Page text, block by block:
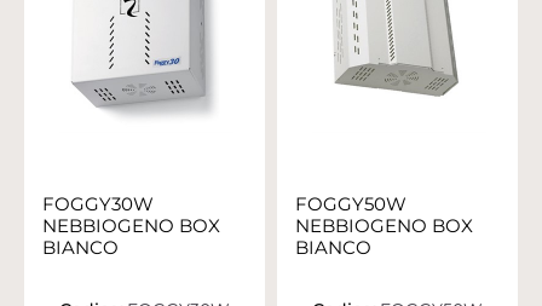
FOGGY30W
NEBBIOGENO BOX
BIANCO
FOGGY50W
NEBBIOGENO BOX
BIANCO